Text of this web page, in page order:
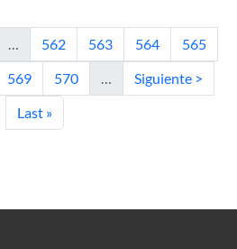
de opiniones de diferentes fuentes
… Página
562 Página
563 Página
564 Página
565
Página
569 Página
570 … Siguiente página
Siguiente >
Última página
Last »